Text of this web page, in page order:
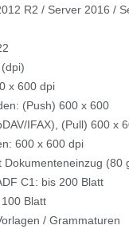
R2 / Server 2016 /
x 600 dpi
(Push) 600 x 600
IFAX), (Pull) 600 x
600 x 600 dpi
Dokumenteneinzug (80
C1: bis 200 Blatt
Blatt
/ Grammaturen